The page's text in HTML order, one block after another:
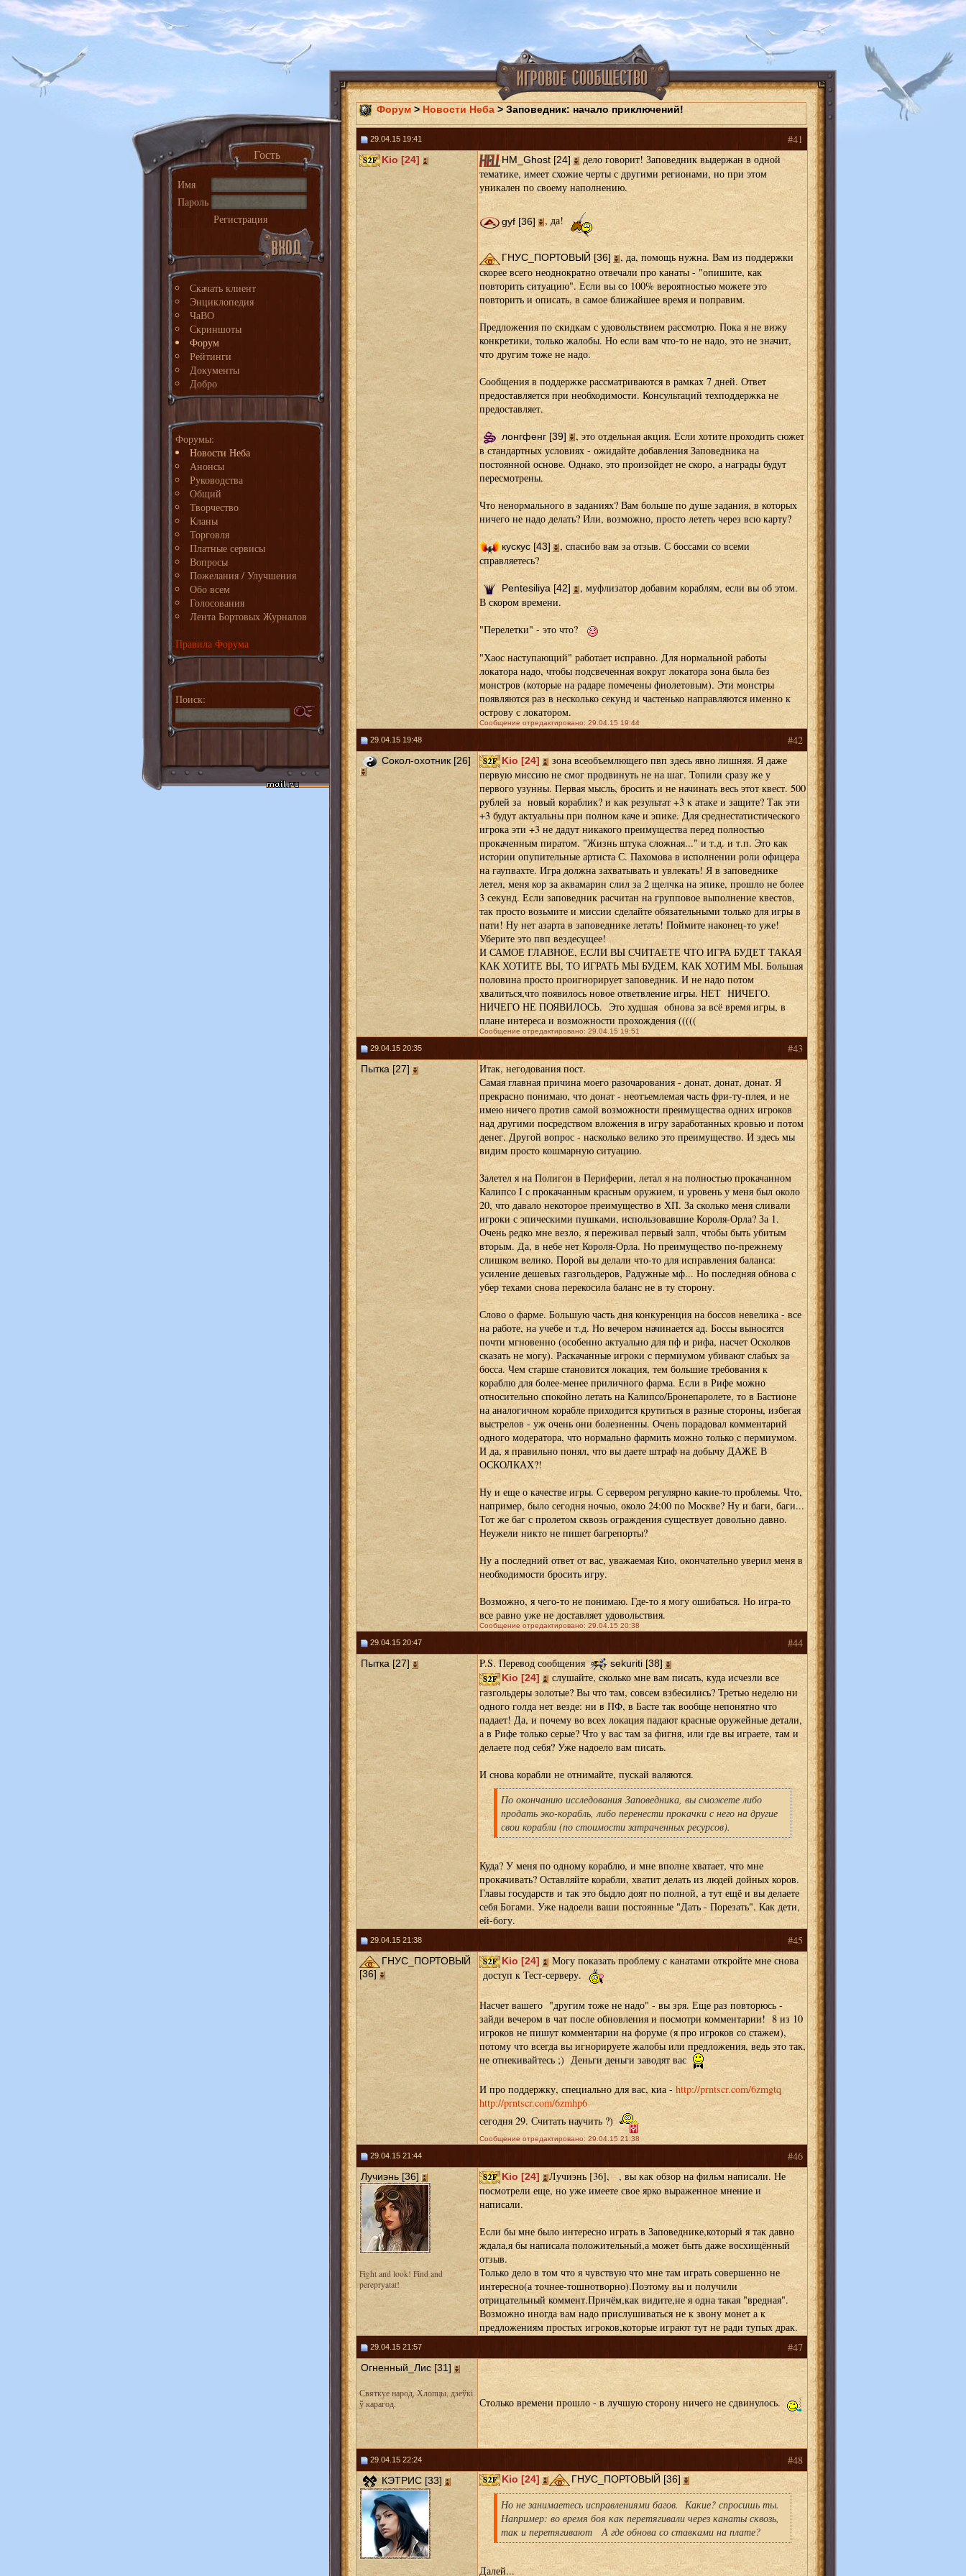
Гость
Имя
Пароль
Регистрация
Скачать клиент
Энциклопедия
ЧаВО
Скриншоты
Форум
Рейтинги
Документы
Добро
Форумы:
Новости Неба
Анонсы
Руководства
Общий
Творчество
Кланы
Торговля
Платные сервисы
Вопросы
Пожелания / Улучшения
Обо всем
Голосования
Лента Бортовых Журналов
Правила Форума
Поиск:
Форум> Новости Неба> Заповедник: начало приключений!
29.04.15 19:41 #41
Kio [24] HM_Ghost [24]
дело говорит! Заповедник выдержан в одной
тематике, имеет схожие черты с другими регионами, но при этом
уникален по своему наполнению.
gyf [36] , да!
ГНУС_ПОРТОВЫЙ [36]
, да, помощь нужна. Вам из поддержки
скорее всего неоднократно отвечали про канаты - "опишите, как
повторить ситуацию". Если вы со 100% вероятностью можете это
повторить и описать, в самое ближайшее время и поправим.
Предложения по скидкам с удовольствием рассмотрю. Пока я не вижу
конкретики, только жалобы. Но если вам что-то не надо, это не значит,
что другим тоже не надо.
Сообщения в поддержке рассматриваются в рамках 7 дней. Ответ
предоставляется при необходимости. Консультаций техподдержка не
предоставляет.
лонгфенг [39]
, это отдельная акция. Если хотите проходить сюжет
в стандартных условиях - ожидайте добавления Заповедника на
постоянной основе. Однако, это произойдет не скоро, а награды будут
пересмотрены.
Что ненормального в заданиях? Вам больше по душе задания, в которых
ничего не надо делать? Или, возможно, просто лететь через всю карту?
кускус [43]
, спасибо вам за отзыв. С боссами со всеми
справляетесь?
Pentesiliya [42]
, муфлизатор добавим кораблям, если вы об этом.
В скором времени.
"Перелетки" - это что?
"Хаос наступающий" работает исправно. Для нормальной работы
локатора надо, чтобы подсвеченная вокруг локатора зона была без
монстров (которые на радаре помечены фиолетовым). Эти монстры
появляются раз в несколько секунд и частенько направляются именно к
острову с локатором.
Сообщение отредактировано: 29.04.15 19:44
29.04.15 19:48 #42
Сокол-охотник [26] Kio [24]
зона всеобъемлющего пвп здесь явно лишняя. Я даже
первую миссию не смог продвинуть не на шаг. Топили сразу же у
первого узунны. Первая мысль, бросить и не начинать весь этот квест. 500
рублей за новый кораблик? и как результат +3 к атаке и защите? Так эти
+3 будут актуальны при полном каче и эпике. Для среднестатистического
игрока эти +3 не дадут никакого преимущества перед полностью
прокаченным пиратом. "Жизнь штука сложная..." и т.д. и т.п. Это как
истории опупительные артиста С. Пахомова в исполнении роли офицера
на гаупвахте. Игра должна захватывать и увлекать! Я в заповеднике
летел, меня кор за аквамарин слил за 2 щелчка на эпике, прошло не более
3 секунд. Если заповедник расчитан на групповое выполнение квестов,
так просто возьмите и миссии сделайте обязательными только для игры в
пати! Ну нет азарта в заповеднике летать! Поймите наконец-то уже!
Уберите это пвп вездесущее!
И САМОЕ ГЛАВНОЕ, ЕСЛИ ВЫ СЧИТАЕТЕ ЧТО ИГРА БУДЕТ ТАКАЯ
КАК ХОТИТЕ ВЫ, ТО ИГРАТЬ МЫ БУДЕМ, КАК ХОТИМ МЫ. Большая
половина просто проигнорирует заповедник. И не надо потом
хвалиться,что появилось новое ответвление игры. НЕТ НИЧЕГО.
НИЧЕГО НЕ ПОЯВИЛОСЬ. Это худшая обнова за всё время игры, в
плане интереса и возможности прохождения (((((
Сообщение отредактировано: 29.04.15 19:51
29.04.15 20:35 #43
Пытка [27]
Итак, негодования пост.
Самая главная причина моего разочарования - донат, донат, донат. Я
прекрасно понимаю, что донат - неотъемлемая часть фри-ту-плея, и не
имею ничего против самой возможности преимущества одних игроков
над другими посредством вложения в игру заработанных кровью и потом
денег. Другой вопрос - насколько велико это преимущество. И здесь мы
видим просто кошмарную ситуацию.
Залетел я на Полигон в Периферии, летал я на полностью прокачанном
Калипсо I с прокачанным красным оружием, и уровень у меня был около
20, что давало некоторое преимущество в ХП. За сколько меня сливали
игроки с эпическими пушками, использовавшие Короля-Орла? За 1.
Очень редко мне везло, я переживал первый залп, чтобы быть убитым
вторым. Да, в небе нет Короля-Орла. Но преимущество по-прежнему
слишком велико. Порой вы делали что-то для исправления баланса:
усиление дешевых газгольдеров, Радужные мф... Но последняя обнова с
убер техами снова перекосила баланс не в ту сторону.
Слово о фарме. Большую часть дня конкуренция на боссов невелика - все
на работе, на учебе и т.д. Но вечером начинается ад. Боссы выносятся
почти мгновенно (особенно актуально для пф и рифа, насчет Осколков
сказать не могу). Раскачанные игроки с пермиумом убивают слабых за
босса. Чем старше становится локация, тем большие требования к
кораблю для более-менее приличного фарма. Если в Рифе можно
относительно спокойно летать на Калипсо/Бронепаролете, то в Бастионе
на аналогичном корабле приходится крутиться в разные стороны, избегая
выстрелов - уж очень они болезненны. Очень порадовал комментарий
одного модератора, что нормально фармить можно только с пермиумом.
И да, я правильно понял, что вы даете штраф на добычу ДАЖЕ В
ОСКОЛКАХ?!
Ну и еще о качестве игры. С сервером регулярно какие-то проблемы. Что,
например, было сегодня ночью, около 24:00 по Москве? Ну и баги, баги...
Тот же баг с пролетом сквозь ограждения существует довольно давно.
Неужели никто не пишет багрепорты?
Ну а последний ответ от вас, уважаемая Кио, окончательно уверил меня в
необходимости бросить игру.
Возможно, я чего-то не понимаю. Где-то я могу ошибаться. Но игра-то
все равно уже не доставляет удовольствия.
Сообщение отредактировано: 29.04.15 20:38
29.04.15 20:47 #44
Пытка [27] P.S. Перевод сообщения
sekuriti [38]
Kio [24]
слушайте, сколько мне вам писать, куда исчезли все
газгольдеры золотые? Вы что там, совсем взбесились? Третью неделю ни
одного голда нет везде: ни в ПФ, в Басте так вообще непонятно что
падает! Да, и почему во всех локация падают красные оружейные детали,
а в Рифе только серые? Что у вас там за фигня, или где вы играете, там и
делаете под себя? Уже надоело вам писать.
И снова корабли не отнимайте, пускай валяются.
По окончанию исследования Заповедника, вы сможете либо
продать эко-корабль, либо перенести прокачки с него на другие
свои корабли (по стоимости затраченных ресурсов).
Куда? У меня по одному кораблю, и мне вполне хватает, что мне
прокачивать? Оставляйте корабли, хватит делать из людей дойных коров.
Главы государств и так это быдло доят по полной, а тут ещё и вы делаете
себя Богами. Уже надоели ваши постоянные "Дать - Порезать". Как дети,
ей-богу.
29.04.15 21:38 #45
ГНУС_ПОРТОВЫЙ
[36]
Kio [24]
Могу показать проблему с канатами откройте мне снова
доступ к Тест-серверу.
Насчет вашего "другим тоже не надо" - вы зря. Еще раз повторюсь -
зайди вечером в чат после обновления и посмотри комментарии! 8 из 10
игроков не пишут комментарии на форуме (я про игроков со стажем),
потому что всегда вы игнорируете жалобы или предложения, ведь это так,
не отнекивайтесь ;) Деньги деньги заводят вас
И про поддержку, специально для вас, киа - http://prntscr.com/6zmgtq
http://prntscr.com/6zmhp6
сегодня 29. Считать научить ?)
Сообщение отредактировано: 29.04.15 21:38
29.04.15 21:44 #46
Лучиэнь [36]
Fight and look! Find and
perepryatat!
Kio [24]
Лучиэнь [36], , вы как обзор на фильм написали. Не
посмотрели еще, но уже имеете свое ярко выраженное мнение и
написали.
Если бы мне было интересно играть в Заповеднике,который я так давно
ждала,я бы написала положительный,а может быть даже восхищённый
отзыв.
Только дело в том что я чувствую что мне там играть совершенно не
интересно(а точнее-тошнотворно).Поэтому вы и получили
отрицательный коммент.Причём,как видите,не я одна такая "вредная".
Возможно иногда вам надо прислушиваться не к звону монет а к
предложениям простых игроков,которые играют тут не ради тупых драк.
29.04.15 21:57 #47
Огненный_Лис [31]
Святкуе народ, Хлопцы, дзеўкі
ў карагод.
Столько времени прошло - в лучшую сторону ничего не сдвинулось.
29.04.15 22:24 #48
КЭТРИС [33] Kio [24] ГНУС_ПОРТОВЫЙ [36]
Но не занимаетесь исправлениями багов. Какие? спросишь ты.
Например: во время боя как перетягивали через канаты сквозь,
так и перетягивают А где обнова со ставками на плате?
Далей...